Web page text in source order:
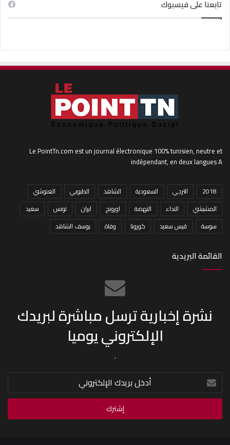
تابعنا على فيسبوك
Le PointTn.com est un journal électronique 100% tunisien, neutre et
indépendant, en deux langues A
2018 الترجي السعودية الشاهد الطبوبي
الغنوشي
المشيشي
النداء النهضة اورونج ايران تونس
سعيد
سوسة
قيس سعيد كورونا وفاة يوسف الشاهد
القائمة البريدية
نشرة إخبارية ترسل مباشرة لبريدك
الإلكتروني يوميا
.
أدخل
بريدك
الإلكتروني